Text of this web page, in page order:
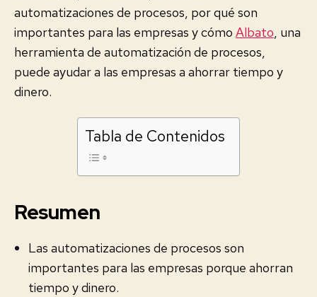
automatizaciones de procesos, por qué son
importantes para las empresas y cómo Albato, una
herramienta de automatización de procesos,
puede ayudar a las empresas a ahorrar tiempo y
dinero.
Tabla de Contenidos
Resumen
Las automatizaciones de procesos son
importantes para las empresas porque ahorran
tiempo y dinero.